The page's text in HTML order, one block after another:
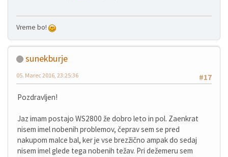
Vreme bo!
sunekburje
#17
05. Marec 2016, 23:25:36
Pozdravljen!
Jaz imam postajo WS2800 že dobro leto in pol. Zaenkrat
nisem imel nobenih problemov, čeprav sem se pred
nakupom malce bal, ker je vse brezžično ampak do sedaj
nisem imel glede tega nobenih težav. Pri dežemeru sem